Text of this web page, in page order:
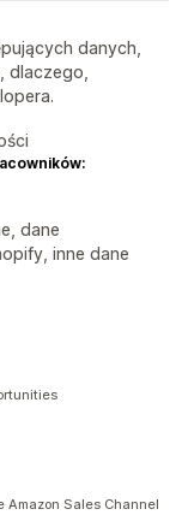
danych,
dlaczego,
dane
inne dane
Amazon Sales Channel